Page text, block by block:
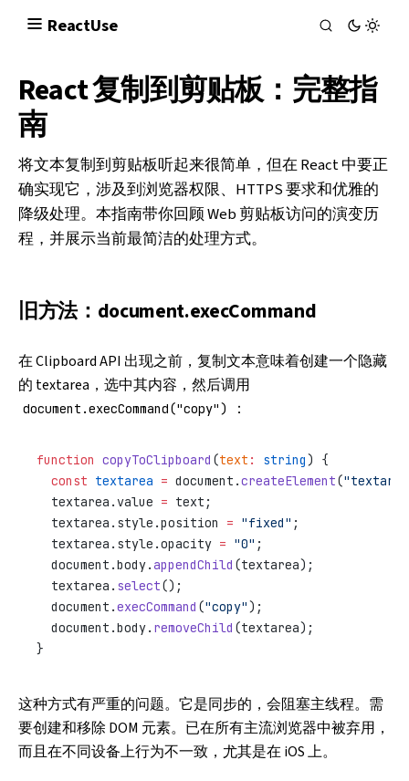
ReactUse
React 复制到剪贴板：完整指
南
将文本复制到剪贴板听起来很简单，但在 React 中要正
确实现它，涉及到浏览器权限、HTTPS 要求和优雅的
降级处理。本指南带你回顾 Web 剪贴板访问的演变历
程，并展示当前最简洁的处理方式。
旧方法：document.execCommand
在 Clipboard API 出现之前，复制文本意味着创建一个隐藏
的 textarea，选中其内容，然后调用
document.execCommand("copy") ：
function copyToClipboard (text : string) {
  const
textarea = document.createElement(
  textarea.value
= text;
  textarea.style.position
= "fixed" ;
  textarea.style.opacity
= "0" ;
  document.body.
appendChild (textarea);
  textarea.
select();
  document.
execCommand ("copy");
  document.body.
removeChild (textarea);
}
这种方式有严重的问题。它是同步的，会阻塞主线程。需
要创建和移除 DOM 元素。已在所有主流浏览器中被弃用，
而且在不同设备上行为不一致，尤其是在 iOS 上。